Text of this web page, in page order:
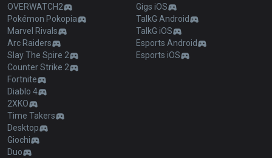
OVERWATCH2
Pokémon Pokopia
Marvel Rivals
Arc Raiders
Slay The Spire 2
Counter Strike 2
Fortnite
Diablo 4
2XKO
Time Takers
Desktop
Giochi
Duo
Gigs iOS
TalkG Android
TalkG iOS
Esports Android
Esports iOS